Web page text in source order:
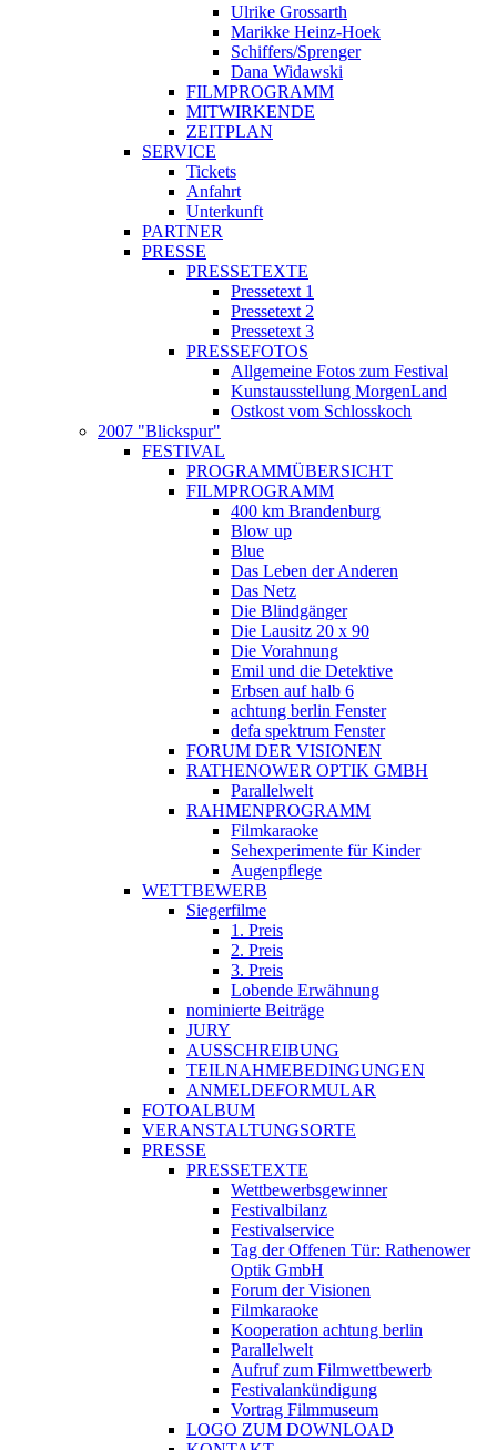
Ulrike Grossarth
Marikke Heinz-Hoek
Schiffers/Sprenger
Dana Widawski
FILMPROGRAMM
MITWIRKENDE
ZEITPLAN
SERVICE
Tickets
Anfahrt
Unterkunft
PARTNER
PRESSE
PRESSETEXTE
Pressetext 1
Pressetext 2
Pressetext 3
PRESSEFOTOS
Allgemeine Fotos zum Festival
Kunstausstellung MorgenLand
Ostkost vom Schlosskoch
2007 "Blickspur"
FESTIVAL
PROGRAMMÜBERSICHT
FILMPROGRAMM
400 km Brandenburg
Blow up
Blue
Das Leben der Anderen
Das Netz
Die Blindgänger
Die Lausitz 20 x 90
Die Vorahnung
Emil und die Detektive
Erbsen auf halb 6
achtung berlin Fenster
defa spektrum Fenster
FORUM DER VISIONEN
RATHENOWER OPTIK GMBH
Parallelwelt
RAHMENPROGRAMM
Filmkaraoke
Sehexperimente für Kinder
Augenpflege
WETTBEWERB
Siegerfilme
1. Preis
2. Preis
3. Preis
Lobende Erwähnung
nominierte Beiträge
JURY
AUSSCHREIBUNG
TEILNAHMEBEDINGUNGEN
ANMELDEFORMULAR
FOTOALBUM
VERANSTALTUNGSORTE
PRESSE
PRESSETEXTE
Wettbewerbsgewinner
Festivalbilanz
Festivalservice
Tag der Offenen Tür: Rathenower
Optik GmbH
Forum der Visionen
Filmkaraoke
Kooperation achtung berlin
Parallelwelt
Aufruf zum Filmwettbewerb
Festivalankündigung
Vortrag Filmmuseum
LOGO ZUM DOWNLOAD